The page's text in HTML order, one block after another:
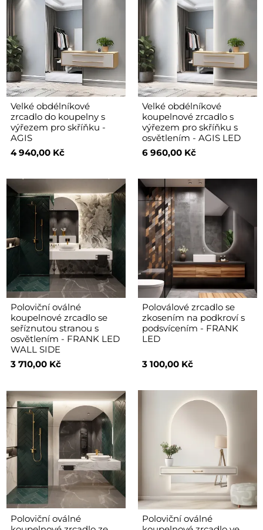
Velké obdélníkové
zrcadlo do koupelny s
výřezem pro skříňku -
AGIS
4 940,00 Kč
Velké obdélníkové
koupelnové zrcadlo s
výřezem pro skříňku s
osvětlením - AGIS LED
6 960,00 Kč
Poloviční oválné
koupelnové zrcadlo se
seříznutou stranou s
osvětlením - FRANK LED
WALL SIDE
3 710,00 Kč
Poloválové zrcadlo se
zkosením na podkroví s
podsvícením - FRANK
LED
3 100,00 Kč
Poloviční oválné
Poloviční oválné